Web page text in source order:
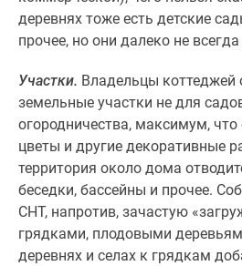
Дома
Коттеджные
поселки
Новой
Москве
Готовые
коттеджные
поселки
Строящиеся
деревнях тоже есть детские
прочее, но они далеко не
Участки. Владельцы коттеджей
земельные участки не для
огородничества, максимум,
цветы и другие декоративные
территория около дома
беседки, бассейны и прочее.
СНТ, напротив, зачастую
грядками, плодовыми
деревнях и селах к грядкам